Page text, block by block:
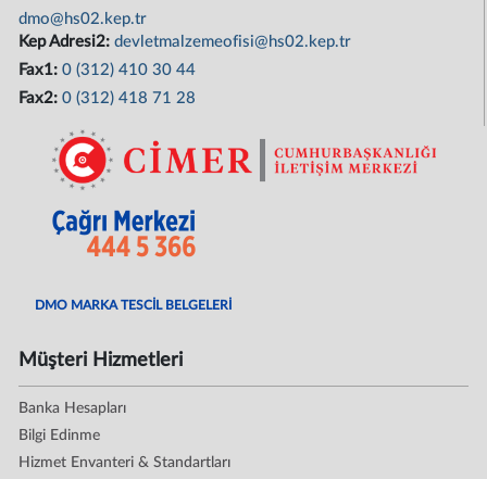
dmo@hs02.kep.tr
Kep Adresi2:devletmalzemeofisi@hs02.kep.tr
Fax1:0 (312) 410 30 44
Fax2:0 (312) 418 71 28
DMO MARKA TESCİL BELGELERİ
Müşteri Hizmetleri
Banka Hesapları
Bilgi Edinme
Hizmet Envanteri & Standartları